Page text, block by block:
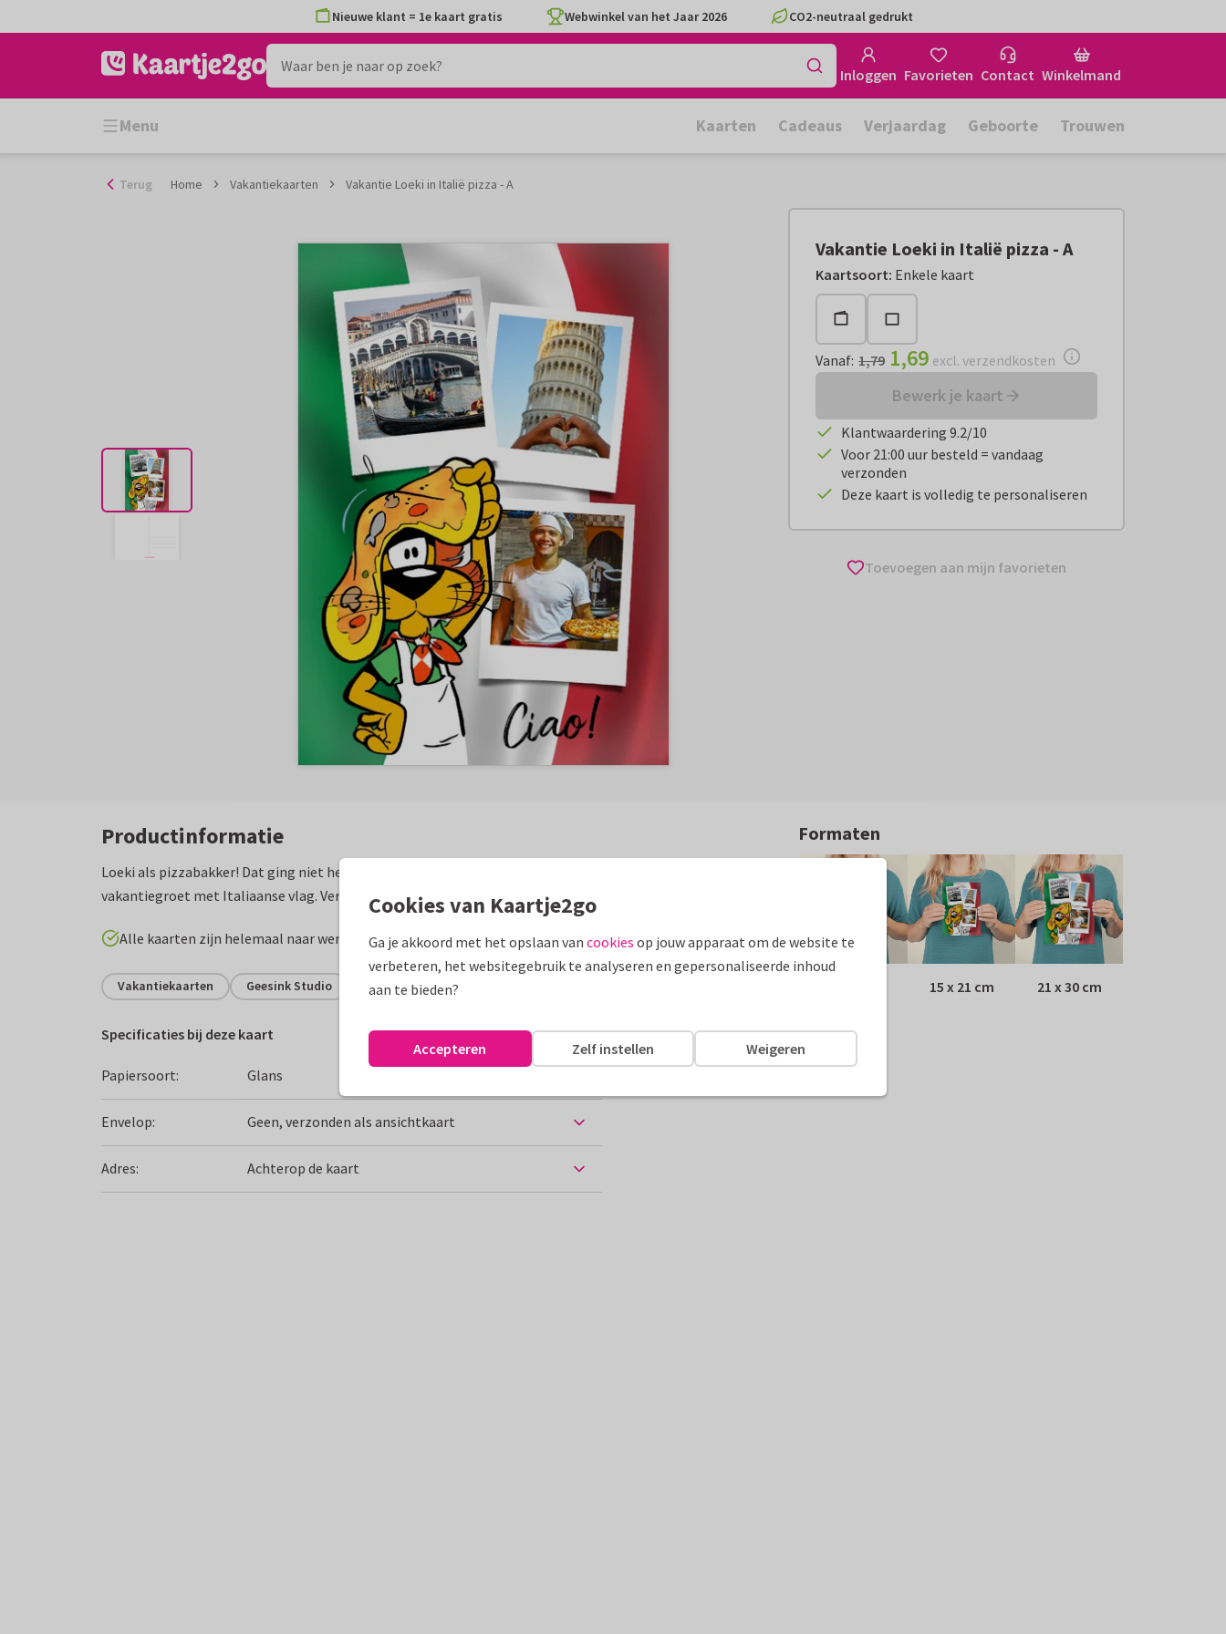
naar
Nieuwe klant = 1e kaart gratis Webwinkel van het Jaar 2026 CO2-neutraal gedrukt
Inloggen Favorieten Contact Winkelmand
Menu Kaarten Cadeaus Verjaardag Geboorte Trouwen
Terug Home Vakantiekaarten Vakantie Loeki in Italië pizza - A
Vakantie Loeki in Italië pizza - A
Kaartsoort: Enkele kaart
Vanaf:€ 1,69 excl. verzendkosten
Vanaf: 1,79 1,69 excl. verzendkosten
Bewerk je kaart
Klantwaardering 9.2/10
Voor 21:00 uur besteld = vandaag
verzonden
Deze kaart is volledig te personaliseren
Toevoegen aan mijn favorieten
Productinformatie
Loeki als pizzabakker! Dat ging niet helemaal goed... Grappige collage
vakantiegroet met Italiaanse vlag. Verplaats en wijzig foto's naar wens.
Alle kaarten zijn helemaal naar wens aan te passen
Vakantiekaarten Geesink Studio Italië Groeten uit...
Specificaties bij deze kaart
Papiersoort: Glans
Envelop: Geen, verzonden als ansichtkaart
Adres: Achterop de kaart
Formaten
15 x 21 cm 21 x 30 cm
Cookies van Kaartje2go
Ga je akkoord met het opslaan van cookies op jouw apparaat om de website te
verbeteren, het websitegebruik te analyseren en gepersonaliseerde inhoud
aan te bieden?
Weigeren
Zelf instellen
Accepteren